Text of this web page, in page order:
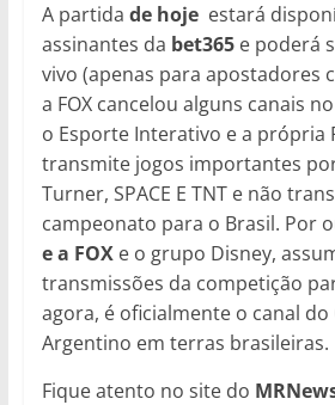
A partida de hoje estará
assinantes da bet365 e poderá
vivo (apenas para apostadores
a FOX cancelou alguns canais
o Esporte Interativo e a própria
transmite jogos importantes
Turner, SPACE E TNT e não
campeonato para o Brasil. Por
e a FOXe o grupo Disney,
transmissões da competição
agora, é oficialmente o canal
Argentino em terras brasileiras.
Fique atento no site do